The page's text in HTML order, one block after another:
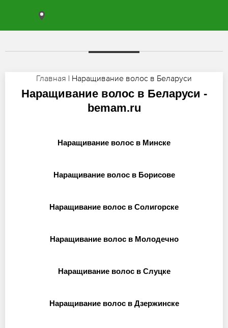
Главная | Наращивание волос в Беларуси
Наращивание волос в Беларуси -
bemam.ru
Наращивание волос в Минске
Наращивание волос в Борисове
Наращивание волос в Солигорске
Наращивание волос в Молодечно
Наращивание волос в Слуцке
Наращивание волос в Дзержинске